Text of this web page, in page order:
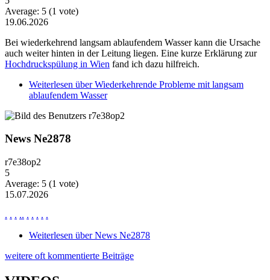
Average: 5 (1 vote)
19.06.2026
Bei wiederkehrend langsam ablaufendem Wasser kann die Ursache
auch weiter hinten in der Leitung liegen. Eine kurze Erklärung zur
Hochdruckspülung in Wien fand ich dazu hilfreich.
Weiterlesen über Wiederkehrende Probleme mit langsam
ablaufendem Wasser
News Ne2878
r7e38op2
5
Average: 5 (1 vote)
15.07.2026
. . . .. . . . . .
Weiterlesen über News Ne2878
weitere oft kommentierte Beiträge